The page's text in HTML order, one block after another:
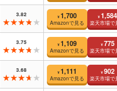
3.82 ¥ 1,700
Amazonで見る
¥ 1,584
楽天市場で
3.75 ¥ 1,109
Amazonで見る
¥ 775
楽天市場で
3.68 ¥ 1,111
Amazonで見る
¥ 902
楽天市場で